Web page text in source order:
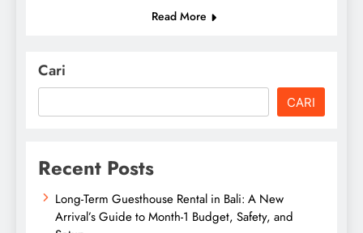
Read More
Cari
CARI
Recent Posts
Long-Term Guesthouse Rental in Bali: A New
Arrival’s Guide to Month-1 Budget, Safety, and